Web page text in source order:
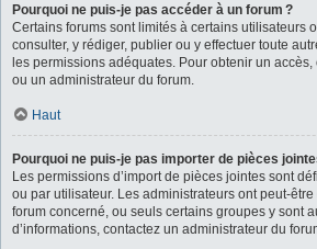
Pourquoi ne puis-je pas accéder à un forum ?
Certains forums sont limités à certains utilisateurs
consulter, y rédiger, publier ou y effectuer toute
les permissions adéquates. Pour obtenir un
ou un administrateur du forum.
Haut
Pourquoi ne puis-je pas importer de pièces
Les permissions d’import de pièces jointes sont
ou par utilisateur. Les administrateurs ont peut-être
forum concerné, ou seuls certains groupes y sont
d’informations, contactez un administrateur du